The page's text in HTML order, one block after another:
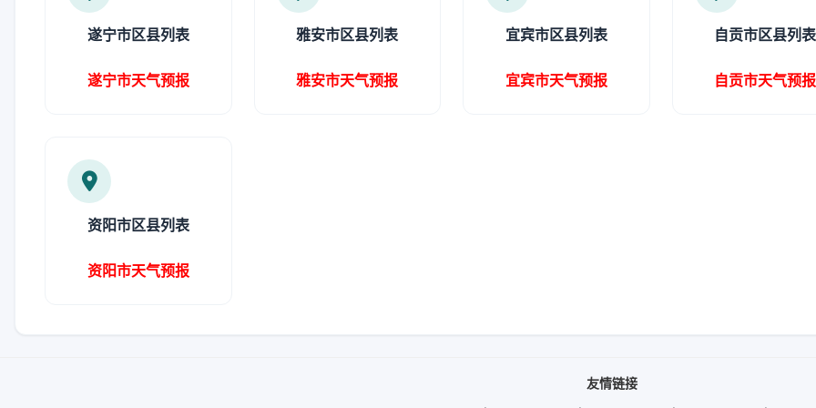
遂宁市区县列表
遂宁市天气预报
雅安市区县列表
雅安市天气预报
宜宾市区县列表
宜宾市天气预报
自贡市区县列表
自贡市天气预报
资阳市区县列表
资阳市天气预报
友情链接